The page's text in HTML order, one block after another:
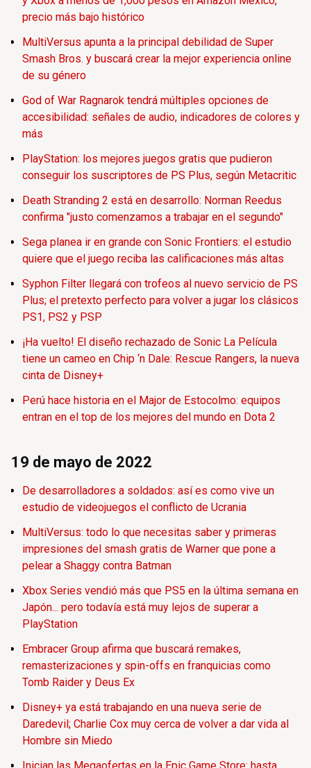
precio más bajo histórico
MultiVersus apunta a la principal debilidad de Super
Smash Bros. y buscará crear la mejor experiencia online
de su género
God of War Ragnarok tendrá múltiples opciones de
accesibilidad: señales de audio, indicadores de colores y
más
PlayStation: los mejores juegos gratis que pudieron
conseguir los suscriptores de PS Plus, según Metacritic
Death Stranding 2 está en desarrollo: Norman Reedus
confirma "justo comenzamos a trabajar en el segundo"
Sega planea ir en grande con Sonic Frontiers: el estudio
quiere que el juego reciba las calificaciones más altas
Syphon Filter llegará con trofeos al nuevo servicio de PS
Plus; el pretexto perfecto para volver a jugar los clásicos
PS1, PS2 y PSP
¡Ha vuelto! El diseño rechazado de Sonic La Película
tiene un cameo en Chip ‘n Dale: Rescue Rangers, la nueva
cinta de Disney+
Perú hace historia en el Major de Estocolmo: equipos
entran en el top de los mejores del mundo en Dota 2
19 de mayo de 2022
De desarrolladores a soldados: así es como vive un
estudio de videojuegos el conflicto de Ucrania
MultiVersus: todo lo que necesitas saber y primeras
impresiones del smash gratis de Warner que pone a
pelear a Shaggy contra Batman
Xbox Series vendió más que PS5 en la última semana en
Japón... pero todavía está muy lejos de superar a
PlayStation
Embracer Group afirma que buscará remakes,
remasterizaciones y spin-offs en franquicias como
Tomb Raider y Deus Ex
Disney+ ya está trabajando en una nueva serie de
Daredevil; Charlie Cox muy cerca de volver a dar vida al
Hombre sin Miedo